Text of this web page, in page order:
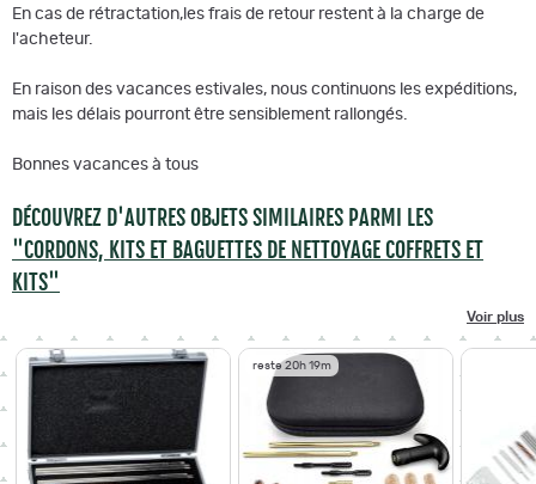
En cas de rétractation,les frais de retour restent à la charge de
l'acheteur.
En raison des vacances estivales, nous continuons les expéditions,
mais les délais pourront être sensiblement rallongés.
Bonnes vacances à tous
DÉCOUVREZ D'AUTRES OBJETS SIMILAIRES PARMI LES
"CORDONS, KITS ET BAGUETTES DE NETTOYAGE COFFRETS ET
KITS"
Voir plus
reste 20h 19m